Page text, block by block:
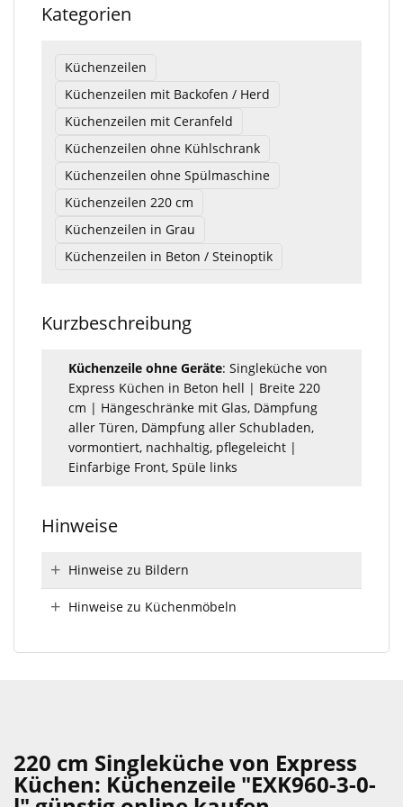
Kategorien
Küchenzeilen
Küchenzeilen mit Backofen / Herd
Küchenzeilen mit Ceranfeld
Küchenzeilen ohne Kühlschrank
Küchenzeilen ohne Spülmaschine
Küchenzeilen 220 cm
Küchenzeilen in Grau
Küchenzeilen in Beton / Steinoptik
Kurzbeschreibung
Küchenzeile ohne Geräte: Singleküche von
Express Küchen in Beton hell | Breite 220
cm | Hängeschränke mit Glas, Dämpfung
aller Türen, Dämpfung aller Schubladen,
vormontiert, nachhaltig, pflegeleicht |
Einfarbige Front, Spüle links
Hinweise
Hinweise zu Bildern
Hinweise zu Küchenmöbeln
220 cm Singleküche von Express
Küchen: Küchenzeile "EXK960-3-0-